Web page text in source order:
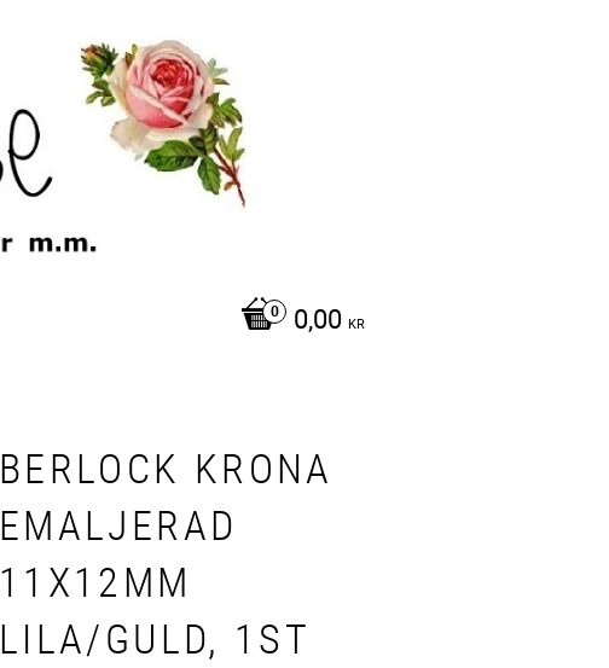
0,00 KR
BERLOCK KRONA
EMALJERAD
11X12MM
LILA/GULD, 1ST